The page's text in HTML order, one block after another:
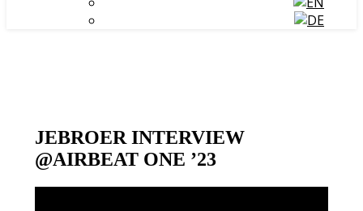
JEBROER INTERVIEW
@AIRBEAT ONE ’23